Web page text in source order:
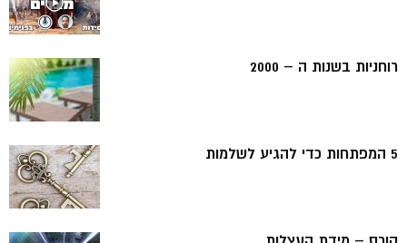
רוחניות בשנות ה – 2000
5 המפתחות כדי להגיע לשלמות